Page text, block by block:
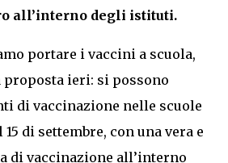
all’interno degli istituti.
portare i vaccini a scuola,
proposta ieri: si possono
di vaccinazione nelle scuole
di settembre, con una vera e
di vaccinazione all’interno